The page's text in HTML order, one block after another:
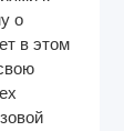
о
в этом